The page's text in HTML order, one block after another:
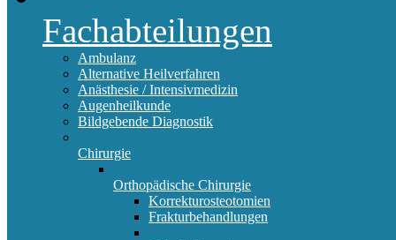
Fachabteilungen
Ambulanz
Alternative Heilverfahren
Anästhesie / Intensivmedizin
Augenheilkunde
Bildgebende Diagnostik
Chirurgie
Orthopädische Chirurgie
Korrekturosteotomien
Frakturbehandlungen